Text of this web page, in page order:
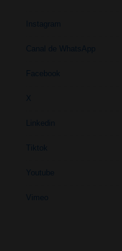
Instagram
Canal de WhatsApp
Facebook
X
Linkedin
Tiktok
Youtube
Vimeo